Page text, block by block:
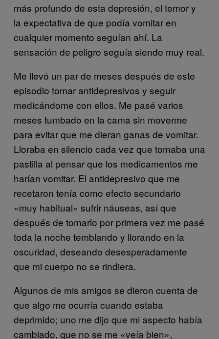
más profundo de esta depresión, el temor y
la expectativa de que podía vomitar en
cualquier momento seguían ahí. La
sensación de peligro seguía siendo muy real.
Me llevó un par de meses después de este
episodio tomar antidepresivos y seguir
medicándome con ellos. Me pasé varios
meses tumbado en la cama sin moverme
para evitar que me dieran ganas de vomitar.
Lloraba en silencio cada vez que tomaba una
pastilla al pensar que los medicamentos me
harían vomitar. El antidepresivo que me
recetaron tenía como efecto secundario
«muy habitual» sufrir náuseas, así que
después de tomarlo por primera vez me pasé
toda la noche temblando y llorando en la
oscuridad, deseando desesperadamente
que mi cuerpo no se rindiera.
Algunos de mis amigos se dieron cuenta de
que algo me ocurría cuando estaba
deprimido; uno me dijo que mi aspecto había
cambiado, que no se me «veía bien»,